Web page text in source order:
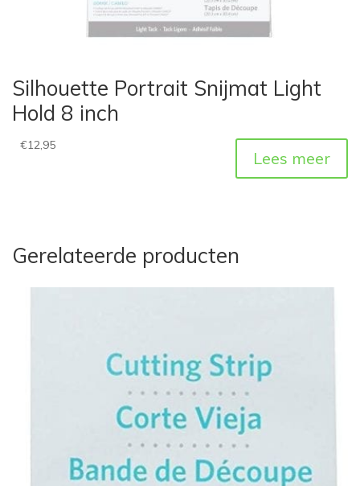
Silhouette Portrait Snijmat Light
Hold 8 inch
€12,95
Lees meer
Gerelateerde producten